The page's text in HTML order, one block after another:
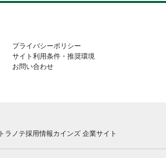
プライバシーポリシー
サイト利用条件・推奨環境
お問い合わせ
トラノテ採用情報カインズ 企業サイト